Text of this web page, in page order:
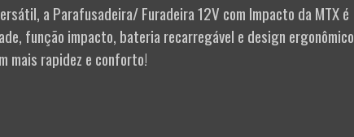
a Parafusadeira/ Furadeira 12V com Impacto da MTX é
função impacto, bateria recarregável e design ergonômico
mais rapidez e conforto!